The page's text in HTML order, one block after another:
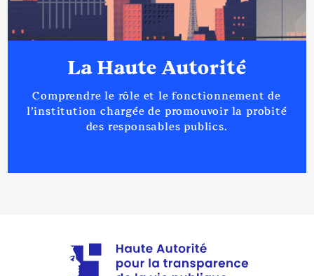
La Haute Autorité
Comprendre le rôle et le fonctionnement de
l’institution chargée de promouvoir la probité
des responsables publics.